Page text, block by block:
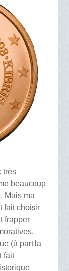
très
beaucoup
Mais ma
fait choisir
frapper
(à part la
fait